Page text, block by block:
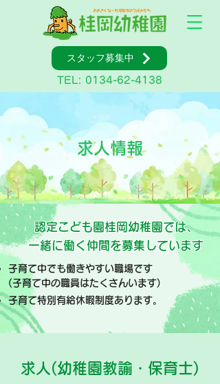
スタッフ募集中
TEL: 0134-62-4138
求人情報
認定こども園桂岡幼稚園では、
一緒に働く仲間を募集しています
子育て中でも働きやすい職場です
​(子育て中の職員はたくさんいます)
子育て特別有給休暇制度あります。
求人(幼稚園教諭・保育士)